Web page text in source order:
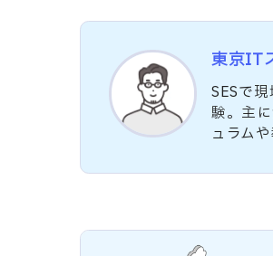
超実践型エンジ
研修・パッケージ
研修一覧
東京IT
SESで
験。主
ュラム